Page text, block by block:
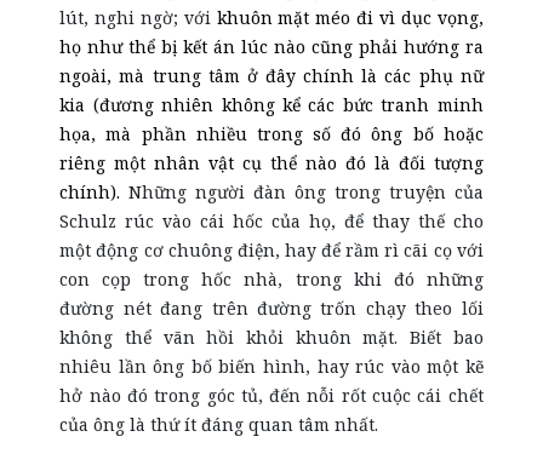
lút, nghi ngờ; vớikhuôn mặt méo đi vì dục vọng,
họ như thể bị kết án lúc nào cũngphải hướng ra
ngoài, mà trung tâm ở đây chính là các phụ nữ
kia (đương nhiên không kể các bức tranh minh
họa, mà phần nhiều trong số đó ông bố hoặc
riêng một nhân vật cụ thể nào đó là đối tượng
chính).Những người đàn ông trong truyện của
Schulz rúc vào cái hốc của họ, để thay thế cho
một động cơ chuông điện, hay để rầm rì cãi cọ với
con cọp trong hốc nhà, trong khi đó những
đường nét đang trên đường trốn chạy theo lối
không thể vãn hồi khỏi khuôn mặt. Biết bao
nhiêu lần ông bố biến hình, hay rúc vào một kẽ
hở nào đó trong góc tủ, đến nỗi rốt cuộc cái chết
của ông là thứ ít đáng quan tâm nhất.